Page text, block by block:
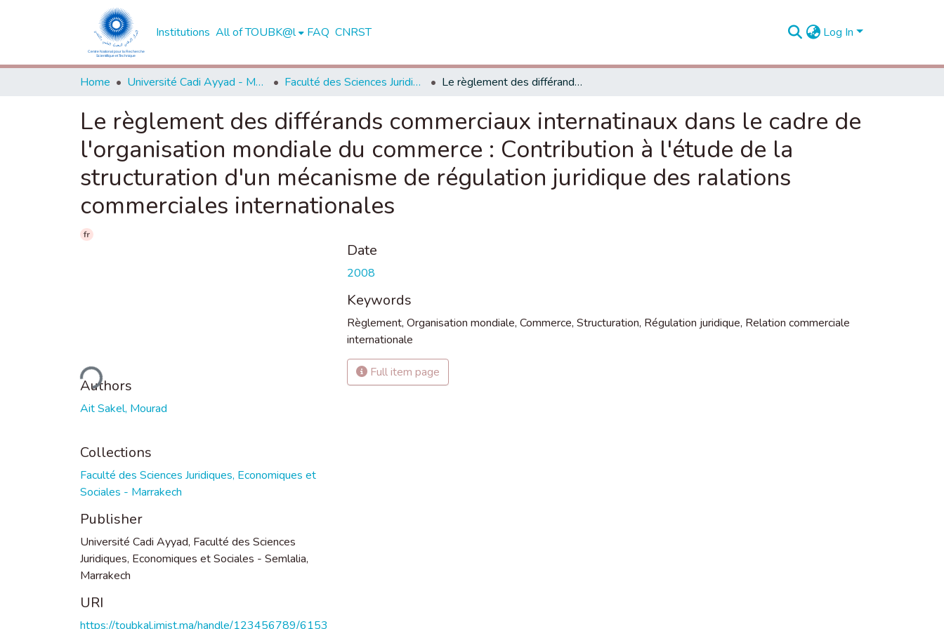
Institutions All of TOUBK@l FAQ CNRST Log In
Home Université Cadi Ayyad - Marrakech Faculté des Sciences Juridiques, Economiques et Sociales - Marrakech Le règlement des différands commerciaux internatinaux dans le cadre de l'organisation mondiale du commerce : Contribution à l'étude de la structuration d'un mécanisme de régulation juridique des ralations commerciales internationales
Le règlement des différands commerciaux internatinaux dans le cadre de
l'organisation mondiale du commerce : Contribution à l'étude de la
structuration d'un mécanisme de régulation juridique des ralations
commerciales internationales
fr
Loading...
Authors
Ait Sakel, Mourad
Collections
Faculté des Sciences Juridiques, Economiques et
Sociales - Marrakech
Publisher
Université Cadi Ayyad, Faculté des Sciences
Juridiques, Economiques et Sociales - Semlalia,
Marrakech
URI
https://toubkal.imist.ma/handle/123456789/6153
Date
2008
Keywords
Règlement, Organisation mondiale, Commerce, Structuration, Régulation juridique, Relation commerciale
internationale
Full item page